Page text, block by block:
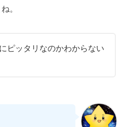
。
ピッタリなのかわからない